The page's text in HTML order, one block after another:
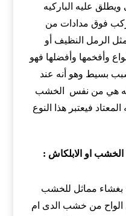
عليه الباركيه
بسمك2سم ويركب فوق مدادات من
الرمل النظيف أو
وأفخمها وأفضلها فهو
بسيط وهو أنه عند
منه هي من نفس الخشب
فيعتبر هذا النوع
الخشب او الابلكاش :
بغشاء مماثل للخشب
الواح من خشب الدى ام